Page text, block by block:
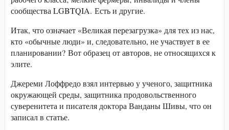
сообщества LGBTQIA. Есть и другие.
Итак, что означает «Великая перезагрузка» для тех из нас,
кто «обычные люди» и, следовательно, не участвует в ее
планировании? Вот образец от авторов, не относящихся к
элите.
Джереми Лоффредо взял интервью у ученого, защитника
окружающей среды, защитника продовольственного
суверенитета и писателя доктора Ванданы Шивы, что он
записал в статье.